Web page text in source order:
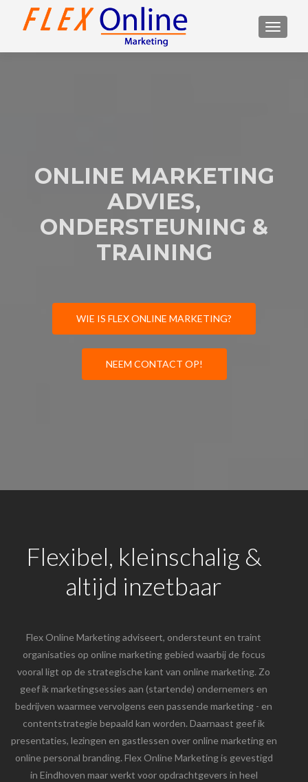
ONLINE MARKETING
ADVIES,
ONDERSTEUNING &
TRAINING
WIE IS FLEX ONLINE MARKETING?
NEEM CONTACT OP!
Flexibel, kleinschalig &
altijd inzetbaar
Flex Online Marketing adviseert, ondersteunt en traint
organisaties op online marketing gebied waarbij de focus
vooral ligt op de strategische kant van online marketing. Zo
geef ik marketingsessies aan (startende) ondernemers en
bedrijven waarmee vervolgens een passende marketing - en
contentstrategie bepaald kan worden. Daarnaast geef ik
presentaties, lezingen en gastlessen over online marketing en
online personal branding. Flex Online Marketing is gevestigd
in Eindhoven maar werkt voor opdrachtgevers in heel